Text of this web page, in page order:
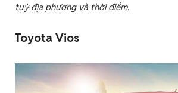
tuỳ địa phương và thời điểm.
Toyota Vios